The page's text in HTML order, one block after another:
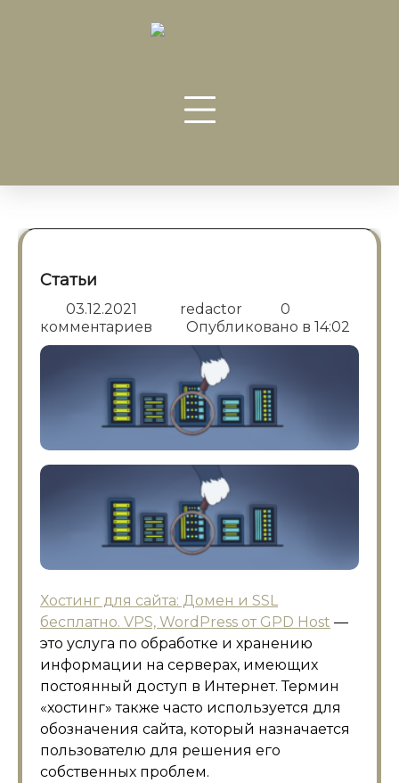
Статьи
03.12.2021 redactor
0
комментариев
Опубликовано в 14:02
Хостинг для сайта: Домен и SSL
бесплатно. VPS, WordPress от GPD Host —
это услуга по обработке и хранению
информации на серверах, имеющих
постоянный доступ в Интернет. Термин
«хостинг» также часто используется для
обозначения сайта, который назначается
пользователю для решения его
собственных проблем.